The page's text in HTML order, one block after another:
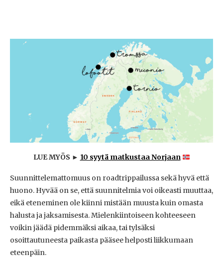
LUE MYÖS ► 10 syytä matkustaa Norjaan
Suunnittelemattomuus on roadtrippailussa sekä hyvä että
huono. Hyvää on se, että suunnitelmia voi oikeasti muuttaa,
eikä eteneminen ole kiinni mistään muusta kuin omasta
halusta ja jaksamisesta. Mielenkiintoiseen kohteeseen
voikin jäädä pidemmäksi aikaa, tai tylsäksi
osoittautuneesta paikasta pääsee helposti liikkumaan
eteenpäin.